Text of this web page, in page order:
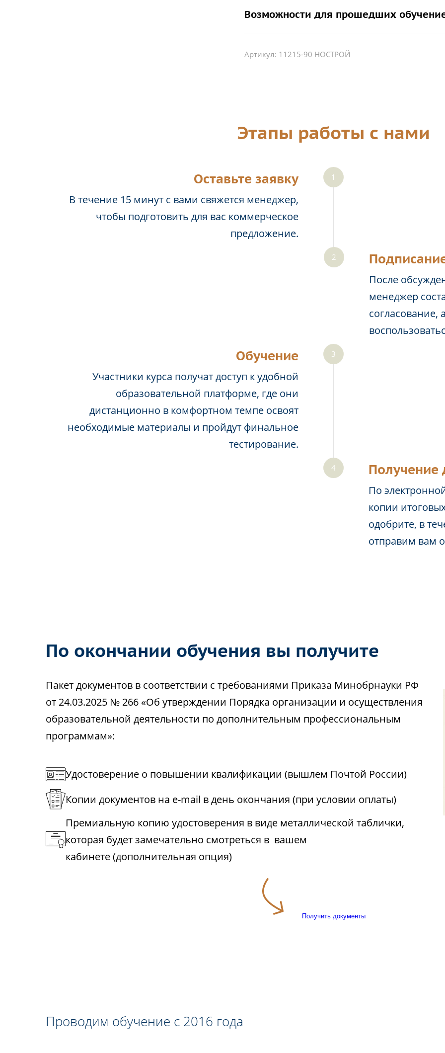
Возможности для прошедших
Артикул: 11215-90 НОСТРОЙ
Этапы работы с нами
Оставьте заявку
В течение 15 минут с вами свяжется менеджер,
чтобы подготовить для вас коммерческое
предложение.
После
менеджер
Обучение
Участники курса получат доступ к удобной
образовательной платформе, где они
дистанционно в комфортном темпе освоят
необходимые материалы и пройдут финальное
тестирование.
Получение
По
копии
одобрите, в
отправим вам
По окончании обучения вы получите
Пакет документов в соответствии с требованиями Приказа Минобрнауки РФ
от 24.03.2025 № 266 «Об утверждении Порядка организации и осуществления
образовательной деятельности по дополнительным профессиональным
программам»:
Удостоверение о повышении квалификации (вышлем Почтой России)
Копии документов на e-mail в день окончания (при условии оплаты)
Премиальную копию удостоверения в виде металлической таблички,
которая будет замечательно смотреться в вашем
кабинете (дополнительная опция)
Получить документы
Проводим обучение с 2016 года